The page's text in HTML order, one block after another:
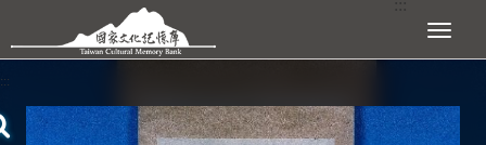
跳到主要內容區塊 展開選單
:::